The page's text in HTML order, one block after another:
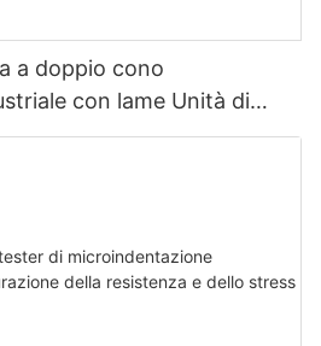
a doppio cono
con lame Unità di
con lame